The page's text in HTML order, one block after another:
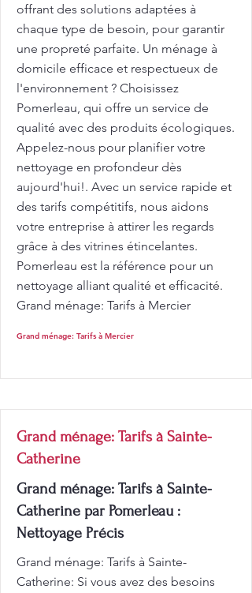
offrant des solutions adaptées à
chaque type de besoin, pour garantir
une propreté parfaite. Un ménage à
domicile efficace et respectueux de
l'environnement ? Choisissez
Pomerleau, qui offre un service de
qualité avec des produits écologiques.
Appelez-nous pour planifier votre
nettoyage en profondeur dès
aujourd'hui!. Avec un service rapide et
des tarifs compétitifs, nous aidons
votre entreprise à attirer les regards
grâce à des vitrines étincelantes.
Pomerleau est la référence pour un
nettoyage alliant qualité et efficacité.
Grand ménage: Tarifs à Mercier
Grand ménage: Tarifs à Mercier
Grand ménage: Tarifs à Sainte-
Catherine
Grand ménage: Tarifs à Sainte-
Catherine par Pomerleau :
Nettoyage Précis
Grand ménage: Tarifs à Sainte-
Catherine: Si vous avez des besoins